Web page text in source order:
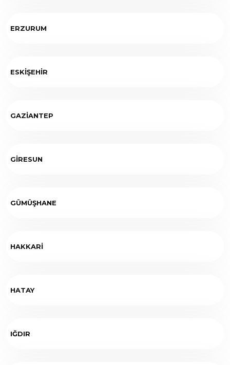
ERZURUM
ESKİŞEHİR
GAZİANTEP
GİRESUN
GÜMÜŞHANE
HAKKARİ
HATAY
IĞDIR